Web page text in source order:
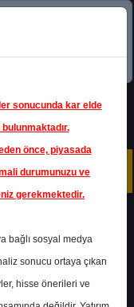
sonucunda kar elde
önce, piyasada
durumunuzu ve
gerekmektedir.
bağlı sosyal medya
sonucu ortaya çıkan
hisse önerileri ve